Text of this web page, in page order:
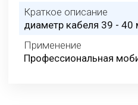
Краткое описание
диаметр кабеля 39 - 40
Применение
Профессиональная